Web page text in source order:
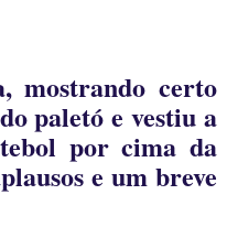
mostrando certo
paletó e vestiu a
por cima da
e um breve